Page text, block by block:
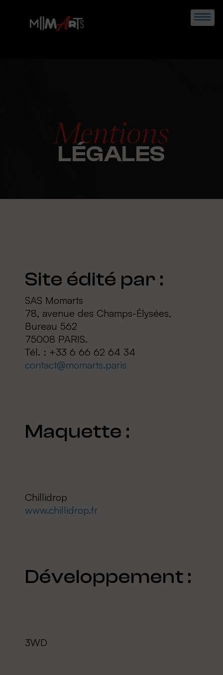
Mentions
LÉGALES
Site édité par :
SAS Momarts
78, avenue des Champs-Élysées,
Bureau 562
75008 PARIS.
Tél. : +33 6 66 62 64 34
contact@momarts.paris
Maquette :
Chillidrop
www.chillidrop.fr
Développement :
3WD